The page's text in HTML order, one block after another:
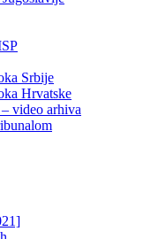
Srbije
Hrvatske
video arhiva